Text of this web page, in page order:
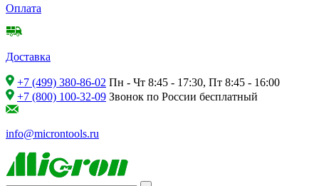
Оплата
Доставка
+7 (499) 380-86-02 Пн - Чт 8:45 - 17:30, Пт 8:45 - 16:00
+7 (800) 100-32-09 Звонок по России бесплатный
info@microntools.ru